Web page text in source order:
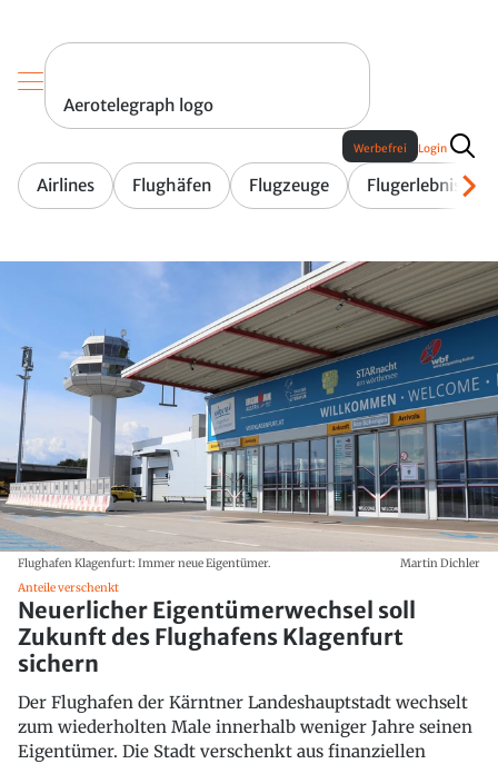
Aerotelegraph logo
Airlines Flughäfen Flugzeuge Flugerlebnis
Werbefrei Login
Flughafen Klagenfurt: Immer neue Eigentümer.
Martin Dichler
Anteile verschenkt
Neuerlicher Eigentümerwechsel soll
Zukunft des Flughafens Klagenfurt
sichern
Der Flughafen der Kärntner Landeshauptstadt wechselt
zum wiederholten Male innerhalb weniger Jahre seinen
Eigentümer. Die Stadt verschenkt aus finanziellen